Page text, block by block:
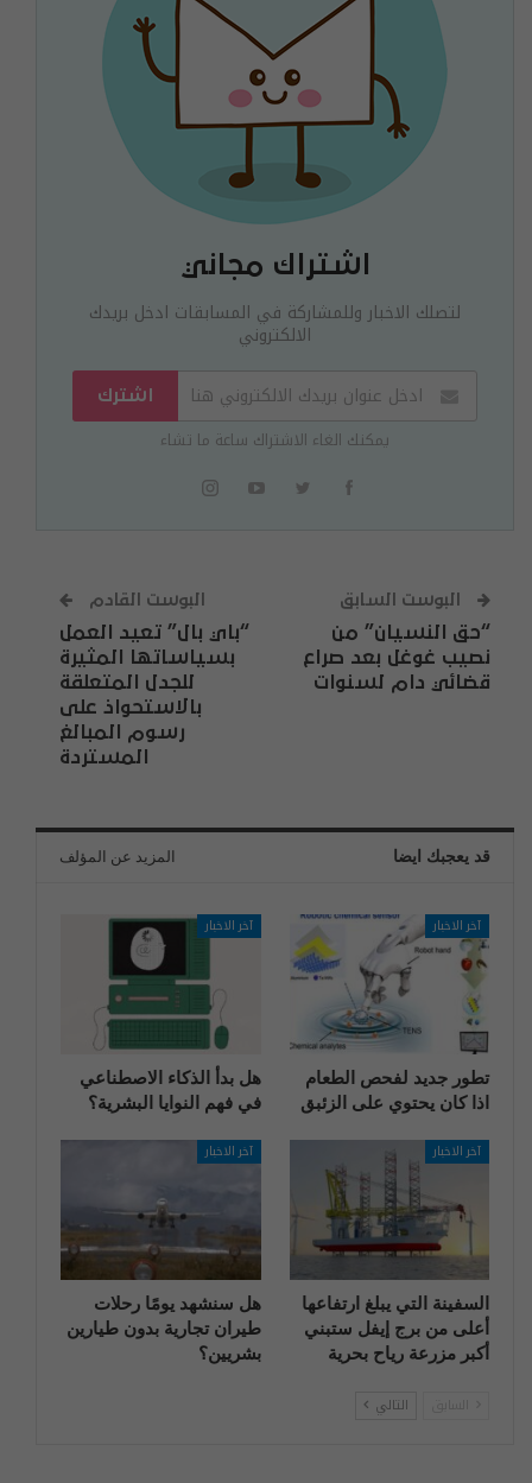
اشتراك مجاني
لتصلك الاخبار وللمشاركة في المسابقات ادخل بريدك
الالكتروني
اشترك
يمكنك الغاء الاشتراك ساعة ما تشاء
البوست السابق
“حق النسيان” من
نصيب غوغل بعد صراع
قضائي دام لسنوات
البوست القادم
“باي بال” تعيد العمل
بسياساتها المثيرة
للجدل المتعلقة
بالاستحواذ على
رسوم المبالغ
المستردة
قد يعجبك ايضا المزيد عن المؤلف
آخر الاخبار
تطور جديد لفحص الطعام
اذا كان يحتوي على الزئبق
آخر الاخبار
هل بدأ الذكاء الاصطناعي
في فهم النوايا البشرية؟
آخر الاخبار
السفينة التي يبلغ ارتفاعها
أعلى من برج إيفل ستبني
أكبر مزرعة رياح بحرية
آخر الاخبار
هل سنشهد يومًا رحلات
طيران تجارية بدون طيارين
بشريين؟
التالي